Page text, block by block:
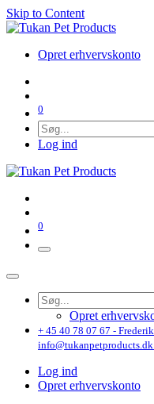
Skip to Content
Opret erhvervskonto
0
Log ind
0
Opret
+ 45 40 78 07 67 -
info@tukanpetproducts.dk
Log ind
Opret erhvervskonto